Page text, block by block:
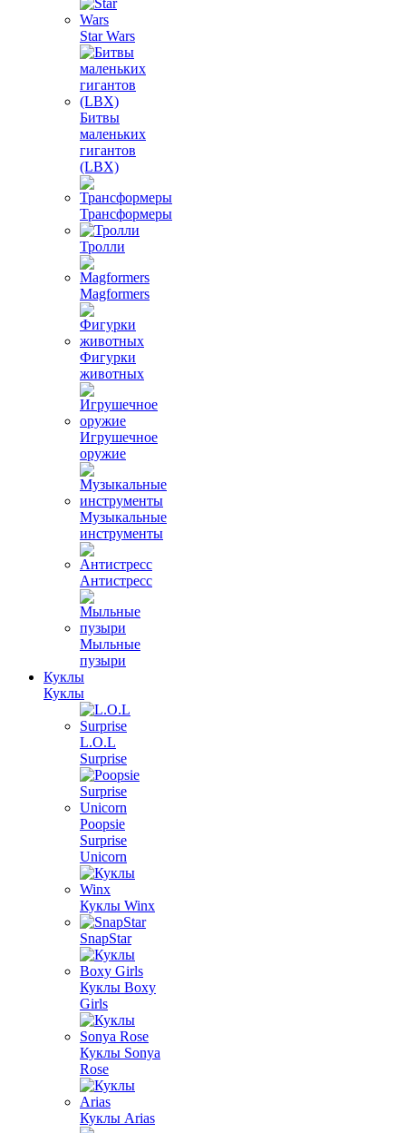
Star Wars
Битвы
маленьких
гигантов
(LBX)
Трансформеры
Тролли
Magformers
Фигурки
животных
Игрушечное
оружие
Музыкальные
инструменты
Антистресс
Мыльные
пузыри
Куклы
Куклы
L.O.L
Surprise
Poopsie
Surprise
Unicorn
Куклы Winx
SnapStar
Куклы Boxy
Girls
Куклы Sonya
Rose
Куклы Arias